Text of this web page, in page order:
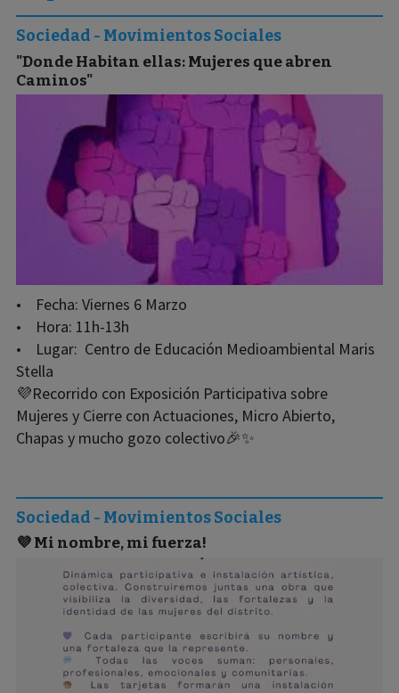
"Donde Habitan ellas: Mujeres que abren
Caminos"
Sociedad - Movimientos Sociales
• Fecha: Viernes 6 Marzo
• Hora: 11h-13h
• Lugar: Centro de Educación Medioambiental Maris
Stella
💜Recorrido con Exposición Participativa sobre
Mujeres y Cierre con Actuaciones, Micro Abierto,
Chapas y mucho gozo colectivo🎉✨
💜 Mi nombre, mi fuerza!
Sociedad - Movimientos Sociales